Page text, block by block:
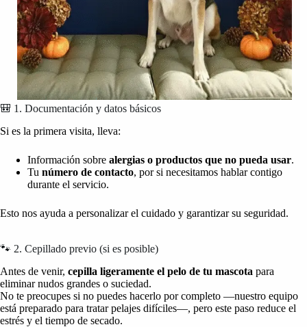
🎒 1. Documentación y datos básicos
Si es la primera visita, lleva:
Información sobre alergias o productos que no pueda usar.
Tu número de contacto, por si necesitamos hablar contigo
durante el servicio.
Esto nos ayuda a personalizar el cuidado y garantizar su seguridad.
🐾 2. Cepillado previo (si es posible)
Antes de venir, cepilla ligeramente el pelo de tu mascota para
eliminar nudos grandes o suciedad.
No te preocupes si no puedes hacerlo por completo —nuestro equipo
está preparado para tratar pelajes difíciles—, pero este paso reduce el
estrés y el tiempo de secado.